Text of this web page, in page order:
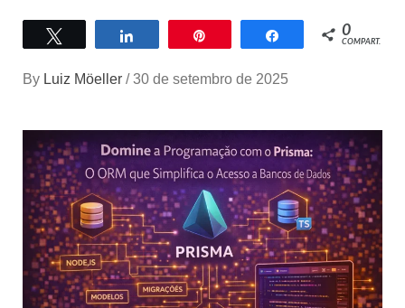
Compartilhar Compartilhar
0
COMPART.
By Luiz Möeller / 30 de setembro de 2025